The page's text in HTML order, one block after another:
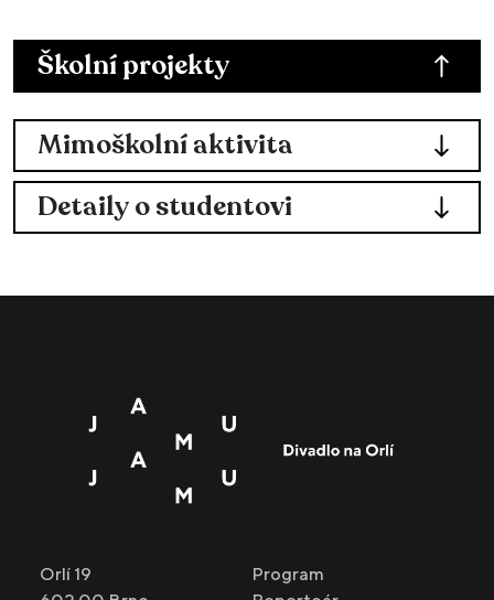
Školní projekty
Mimoškolní aktivita
Detaily o studentovi
Orlí 19
Program